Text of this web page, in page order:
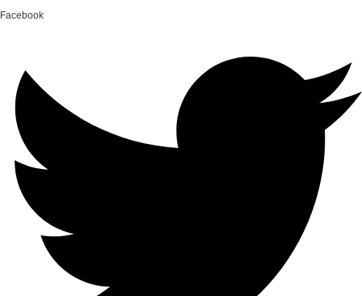
Facebook